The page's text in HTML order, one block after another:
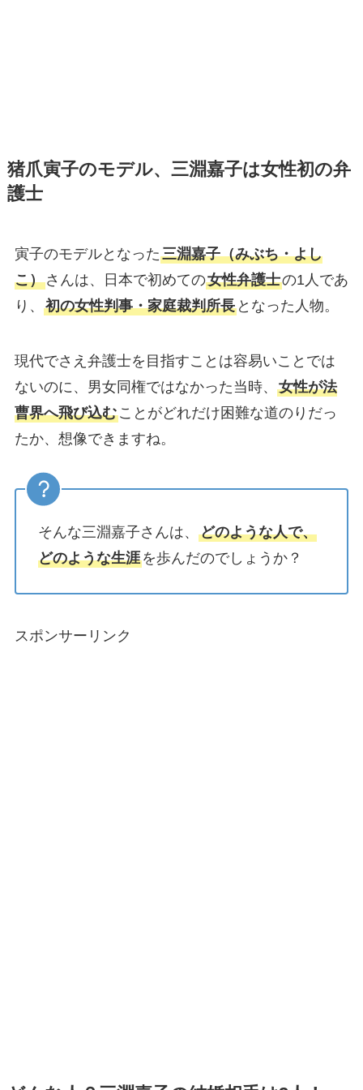
猪爪寅子のモデル、三淵嘉子は女性初の弁
護士
寅子のモデルとなった三淵嘉子（みぶち・よし
こ）さんは、日本で初めての女性弁護士の1人であ
り、 初の女性判事・家庭裁判所長となった人物。
現代でさえ弁護士を目指すことは容易いことでは
ないのに、男女同権ではなかった当時、 女性が法
曹界へ飛び込むことがどれだけ困難な道のりだっ
たか、想像できますね。
そんな三淵嘉子さんは、 どのような人で、
どのような生涯を歩んだのでしょうか？
スポンサーリンク